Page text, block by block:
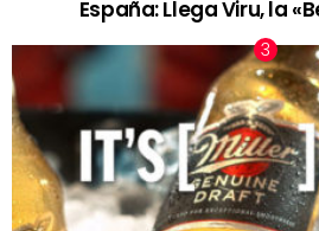
España: Llega Viru, la